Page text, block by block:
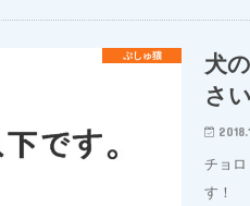
ぷしゅ猫
犬
さい
チョ
す！